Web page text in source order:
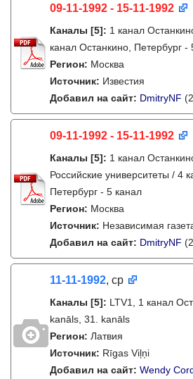
09-11-1992 - 15-11-1992
Каналы [5]: 1 канал
канал Останкино, Петербург -
Регион: Москва
Источник: Известия
Добавил на сайт: DmitryNF
09-11-1992 - 15-11-1992
Каналы [5]: 1 канал
Российские университеты / 4
Петербург - 5 канал
Регион: Москва
Источник: Независимая
Добавил на сайт: DmitryNF
11-11-1992, ср
Каналы [5]: LTV1, 1 канал
kanāls, 31. kanāls
Регион: Латвия
Источник: Rīgas Viļņi
Добавил на сайт: Wendy